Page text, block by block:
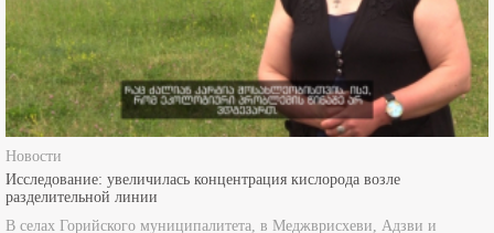
Новости
Исследование: увеличилась концентрация кислорода возле
разделительной линии
В селах Горийского муниципалитета, в Меджврисхеви, Адзви и
Ахалубани увеличилась концентрация кислорода в воздухе